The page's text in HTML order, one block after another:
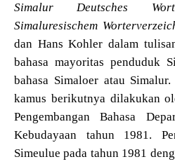
Simalur Deutsches
Simaluresischem
dan Hans Kohler dalam
bahasa mayoritas penduduk
bahasa Simaloer atau
kamus berikutnya dilakukan
Pengembangan Bahasa
Kebudayaan tahun 1981.
Simeulue pada tahun 1981